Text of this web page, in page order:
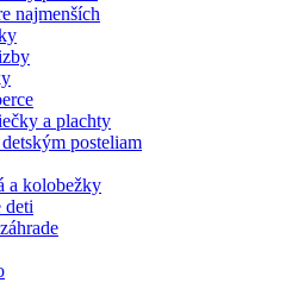
najmenších
a plachty
posteliam
a kolobežky
deti